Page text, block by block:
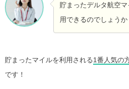
貯まったデルタ航空
用できるのでしょうか
貯まったマイルを利用される1番人気の
です！